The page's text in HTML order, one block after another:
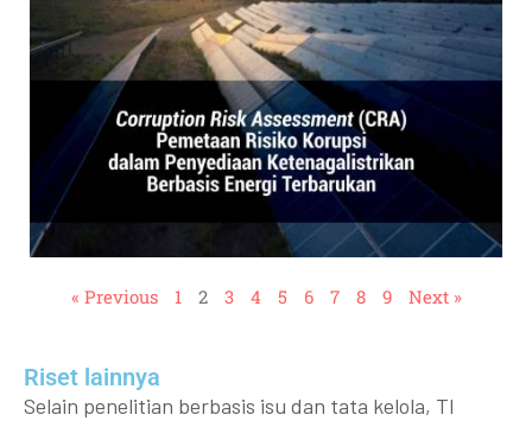
« Previous 1 2 3 4 5 6 7 8 9 Next »
Riset lainnya​​
Selain penelitian berbasis isu dan tata kelola, TI